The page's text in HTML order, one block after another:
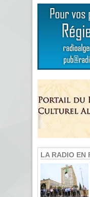
LA RADIO EN